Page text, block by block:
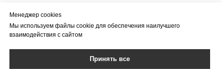
Менеджер cookies
Мы используем файлы cookie для обеспечения наилучшего
взаимодействия с сайтом
Принять все